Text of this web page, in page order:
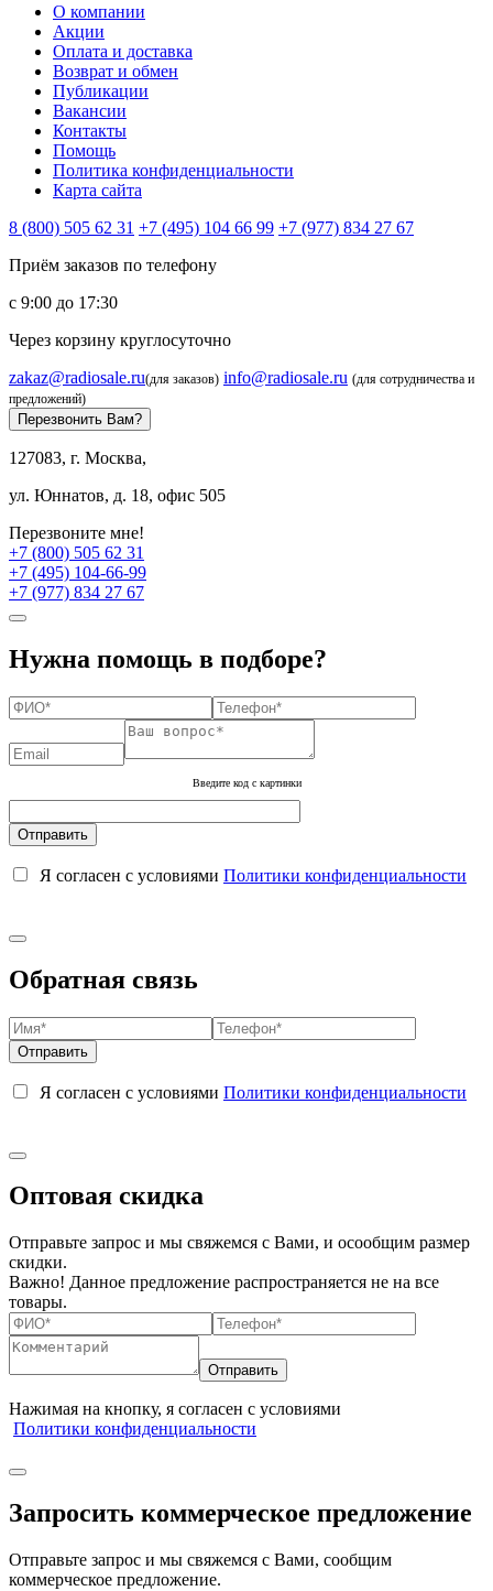
О компании
Акции
Оплата и доставка
Возврат и обмен
Публикации
Вакансии
Контакты
Помощь
Политика конфиденциальности
Карта сайта
8 (800) 505 62 31 +7 (495) 104 66 99 +7 (977) 834 27 67
Приём заказов по телефону
с 9:00 до 17:30
Через корзину круглосуточно
zakaz@radiosale.ru(для заказов) info@radiosale.ru (для сотрудничества и
предложений)
Перезвонить Вам?
127083, г. Москва,
ул. Юннатов, д. 18, офис 505
Перезвоните мне!
+7 (800) 505 62 31
+7 (495) 104-66-99
+7 (977) 834 27 67
Нужна помощь в подборе?
Введите код с картинки
Я согласен с условиями Политики конфиденциальности
Обратная связь
Я согласен с условиями Политики конфиденциальности
Оптовая скидка
Отправьте запрос и мы свяжемся с Вами, и осообщим размер
скидки.
Важно! Данное предложение распространяется не на все
товары.
Нажимая на кнопку, я согласен с условиями
Политики конфиденциальности
Запросить коммерческое предложение
Отправьте запрос и мы свяжемся с Вами, сообщим
коммерческое предложение.